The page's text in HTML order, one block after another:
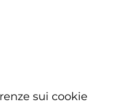
sui cookie